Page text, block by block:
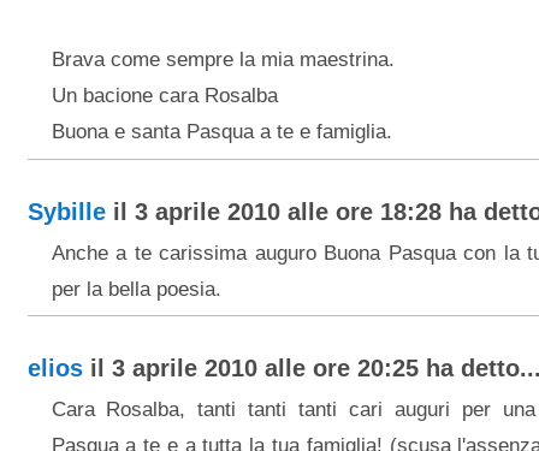
Brava come sempre la mia maestrina.
Un bacione cara Rosalba
Buona e santa Pasqua a te e famiglia.
Sybilleil 3 aprile 2010 alle ore 18:28 ha
Anche a te carissima auguro Buona Pasqua con la
per la bella poesia.
eliosil 3 aprile 2010 alle ore 20:25 ha
Cara Rosalba, tanti tanti tanti cari auguri per
Pasqua a te e a tutta la tua famiglia! (scusa